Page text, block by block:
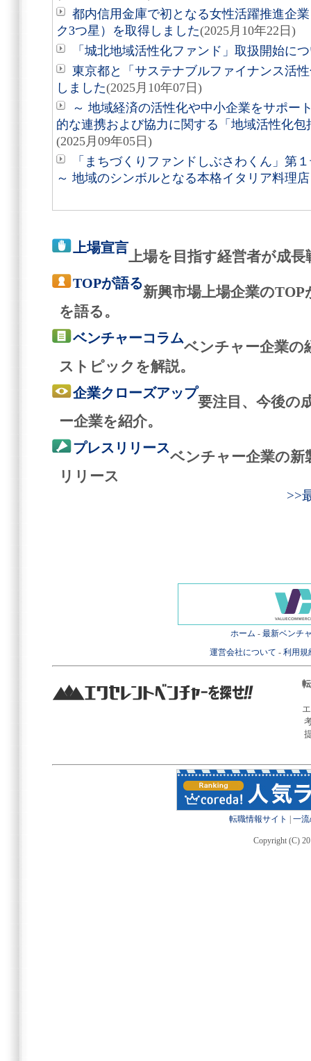
都内信用金庫で初となる女性活躍推進企
ク3つ星）を取得しました(2025月10年22日)
「城北地域活性化ファンド」取扱開始に
東京都と「サステナブルファイナンス活
しました(2025月10年07日)
～ 地域経済の活性化や中小企業をサポー
的な連携および協力に関する「地域活性化
(2025月09年05日)
「まちづくりファンドしぶさわくん」第
～ 地域のシンボルとなる本格イタリア料理
上場宣言
上場を目指す経営者が成
TOPが語る
新興市場上場企業の
を語る。
ベンチャーコラム
ベンチャー企業の
ストピックを解説。
企業クローズアップ
要注目、今後の
ー企業を紹介。
プレスリリース
ベンチャー企業の新
リリース
>>
ホーム - 最新ベンチ
運営会社について - 利用規
転職情報サイト 一
Copyright (C)